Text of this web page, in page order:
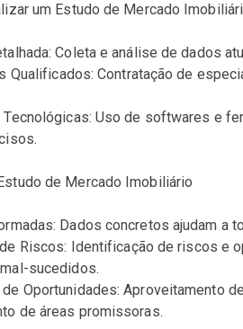
um Estudo de Mercado
Coleta e análise de dados
Qualificados: Contratação de
Tecnológicas: Uso de softwares e
de Mercado Imobiliário
Dados concretos ajudam a
Riscos: Identificação de riscos e
sucedidos.
Oportunidades: Aproveitamento
de áreas promissoras.